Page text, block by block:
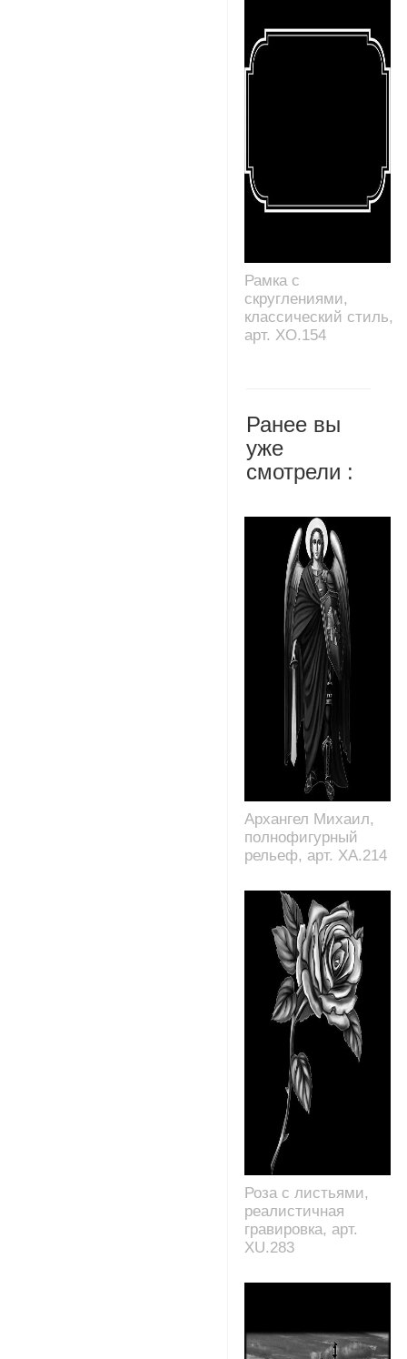
Рамка с
скруглениями,
классический стиль,
арт. XO.154
Ранее вы
уже
смотрели :
Архангел Михаил,
полнофигурный
рельеф, арт. XA.214
Роза с листьями,
реалистичная
гравировка, арт.
XU.283